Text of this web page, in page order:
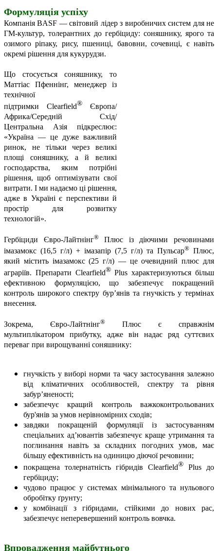
Формуляція успіху
Компанія BASF — світовий лідер з виробничих систем для не
ГМ-культур, толерантних до гербіциду: соняшнику, ярого та
озимого ріпаку, рису, пшениці, бавовни, сочевиці, є навіть
окремі рішення для кукурудзи.
Що стосується соняшнику, то
Маттіас Пфеннінг, менеджер із
технічної
підтримки Clearfield® Європа/
Африка/Середній Схід/
Центральна Азія підкреслює:
«Україна — це дуже важливий
ринок, не тільки через великі
площі соняшнику, а й великі
господарства, яким потрібні
рішення, щоб оптимізувати свої
витрати. І ми надаємо ці рішення,
адже в Україні є перспективи й
простір для розвитку
технологій».
Гербіциди Євро-Лайтнінг®Плюс із діючими речовинами
імазамокс (16,5 г/л) + імазапір (7,5 г/л) та Пульсар® Плюс,
який містить імазамокс (25 г/л) — це очевидний плюс для
аграріїв. Препарати Clearfield®Plus характеризуються більш
ефективною формуляцією, що забезпечує покращений
контроль широкого спектру бур’янів та гнучкість у термінах
внесення.
Зокрема, Євро-Лайтнінг® Плюс є справжнім
мультиплікатором прибутку, адже він надає ряд суттєвих
переваг при вирощуванні соняшнику:
гнучкість у виборі норми та часу застосування залежно
від кліматичних особливостей, спектру та рівня
забур’яненості;
забезпечує кращий контроль важкоконтрольованих
бур'янів за умов нерівномірних сходів;
завдяки покращеній формуляції із застосуванням
спеціальних ад’ювантів забезпечує краще утримання та
поглинання навіть за складних погодних умов, має
більшу ефективність на одиницю діючої речовини;
покращена толернатність гібридів Clearfield® Plus до
гербіциду;
чудово працює у системах мінімального та нульового
обробітку ґрунту;
у комбінації з гібридами, стійкими до нових рас,
забезпечує неперевершений контроль вовчка.
Впровадження майбутнього